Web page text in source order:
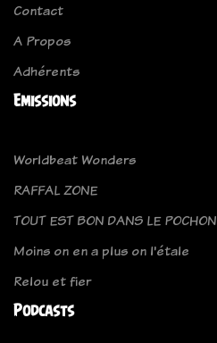
Contact
A Propos
Adhérents
Emissions
Worldbeat Wonders
RAFFAL ZONE
TOUT EST BON DANS LE POCHON
Moins on en a plus on l'étale
Relou et fier
Podcasts